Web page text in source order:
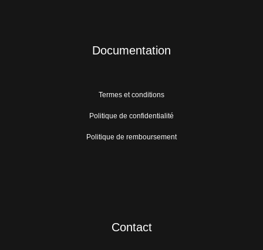
Documentation
Termes et conditions
Politique de confidentialité
Politique de remboursement
Contact